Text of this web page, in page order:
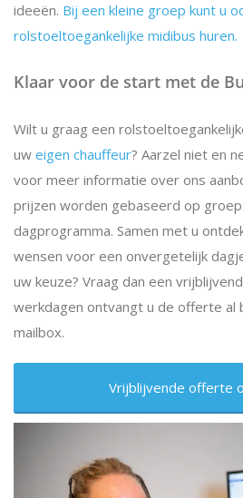
ideeën. Bij een kleine groep kunt u
rolstoeltoegankelijke midibus huren.
Klaar voor de start met de
Wilt u graag een
uw eigen chauffeur? Aarzel niet en
voor meer informatie over ons
prijzen worden gebaseerd op
dagprogramma. Samen met u
wensen voor een onvergetelijk
uw keuze? Vraag dan een
werkdagen ontvangt u de offerte al
mailbox.
Vrijblijvende offerte